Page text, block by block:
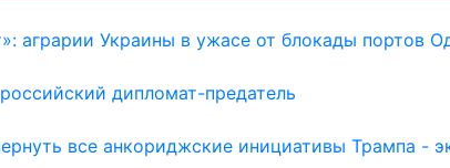
аграрии Украины в ужасе от блокады портов
дипломат-предатель
все анкориджские инициативы Трампа -